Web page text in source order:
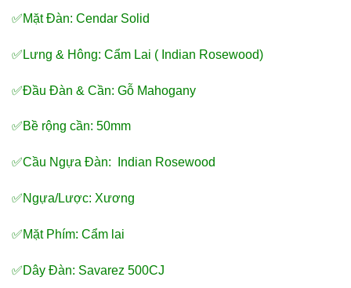
✅Mặt Đàn: Cendar Solid
✅Lưng & Hông: Cẩm Lai ( Indian Rosewood)
✅Đầu Đàn & Cần: Gỗ Mahogany
✅Bề rộng cần: 50mm
✅Cầu Ngựa Đàn: Indian Rosewood
✅Ngựa/Lược: Xương
✅Mặt Phím: Cẩm lai
✅Dây Đàn: Savarez 500CJ